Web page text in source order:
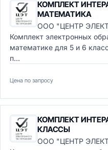
КОМПЛЕКТ
МАТЕМАТИКА
ООО "ЦЕНТР
Комплект электронных
математике для 5 и 6
п...
Цена по запросу
КОМПЛЕКТ
КЛАССЫ
ООО "ЦЕНТР